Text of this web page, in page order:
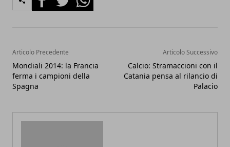
Articolo Precedente
Mondiali 2014: la Francia
ferma i campioni della
Spagna
Articolo Successivo
Calcio: Stramaccioni con il
Catania pensa al rilancio di
Palacio